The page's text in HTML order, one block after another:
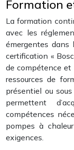
Formation
La formation
avec les
émergentes dans
certification «
de compétence et
ressources de
présentiel ou
permettent
compétences
pompes à
exigences.